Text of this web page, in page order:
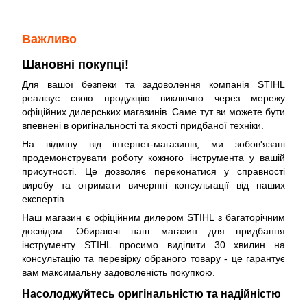
Важливо
Шановні покупці!
Для вашої безпеки та задоволення компанія STIHL
реалізує свою продукцію виключно через мережу
офіційних дилерських магазинів. Саме тут ви можете бути
впевнені в оригінальності та якості придбаної техніки.
На відміну від інтернет-магазинів, ми зобов'язані
продемонструвати роботу кожного інструмента у вашій
присутності. Це дозволяє переконатися у справності
виробу та отримати вичерпні консультації від наших
експертів.
Наш магазин є офіційним дилером STIHL з багаторічним
досвідом. Обираючі наш магазин для придбання
інструменту STIHL просимо виділити 30 хвилин на
консультацію та перевірку обраного товару - це гарантує
вам максимальну задоволеність покупкою.
Насолоджуйтесь оригінальністю та надійністю